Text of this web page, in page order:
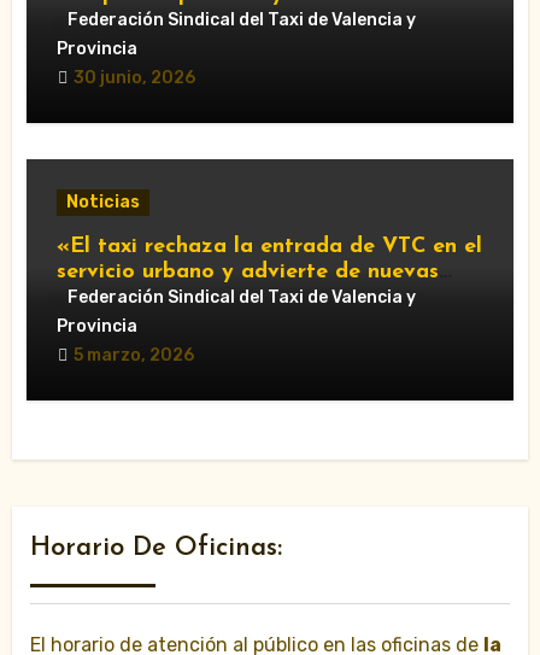
València que respalde al sector y
reclame cambios en la regulación de las
VTC.”
Federación Sindical del Taxi de Valencia y
Provincia
30 junio, 2026
Noticias
«El taxi rechaza la entrada de VTC en el
servicio urbano y advierte de nuevas
movilizaciones»
Federación Sindical del Taxi de Valencia y
Provincia
5 marzo, 2026
Horario De Oficinas:
El horario de atención al público en las oficinas de la